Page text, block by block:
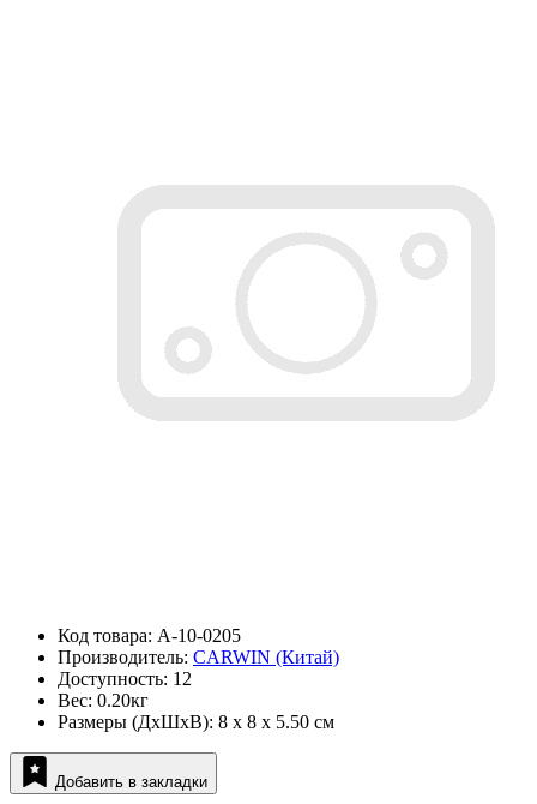
Код товара: A-10-0205
Производитель: CARWIN (Китай)
Доступность: 12
Вес: 0.20кг
Размеры (ДxШxВ): 8 x 8 x 5.50 см
Добавить в закладки